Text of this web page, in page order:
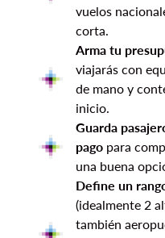
vuelos
corta.
Arma tu
viajarás con
de mano y
inicio.
Guarda
pago para
una buena
Define un
(idealmente 2
también